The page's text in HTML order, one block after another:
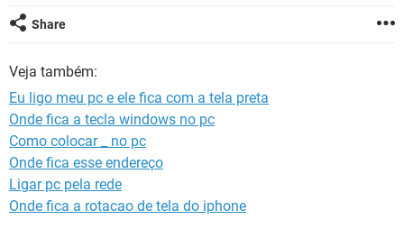
Share
Veja também:
Eu ligo meu pc e ele fica com a tela preta
Onde fica a tecla windows no pc
Como colocar _ no pc
Onde fica esse endereço
Ligar pc pela rede
Onde fica a rotacao de tela do iphone